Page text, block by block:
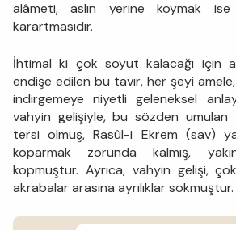
alâmeti, aslın yerine koymak
karartmasıdır.
İhtimal ki çok soyut kalacağı için
endişe edilen bu tavır, her şeyi
indirgemeye niyetli geleneksel
vahyin gelişiyle, bu sözden umulan
tersi olmuş, Rasûl-i Ekrem (sav)
koparmak zorunda kalmış,
kopmuştur. Ayrıca, vahyin gelişi,
akrabalar arasına ayrılıklar sokmuştur.